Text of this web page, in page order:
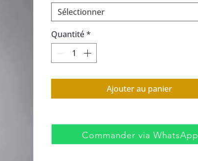
Sélectionner
Quantité*
Ajouter au panier
Commander via WhatsApp